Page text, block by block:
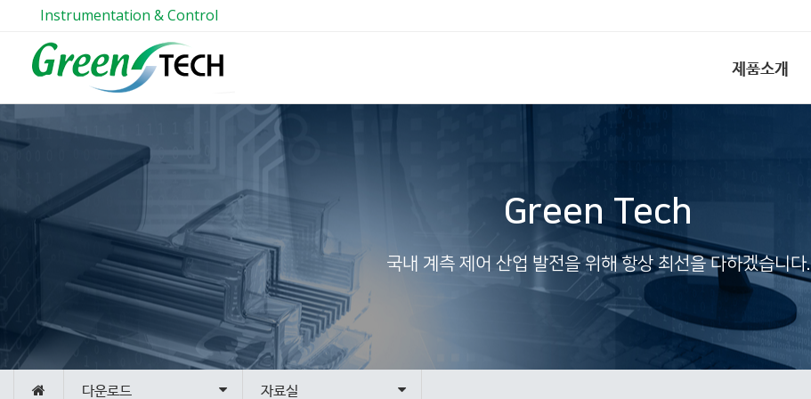
Instrumentation & Control
제품소개
Green Tech
국내 계측 제어 산업 발전을 위해 항상 최선을 다하겠습니다.
다운로드 자료실